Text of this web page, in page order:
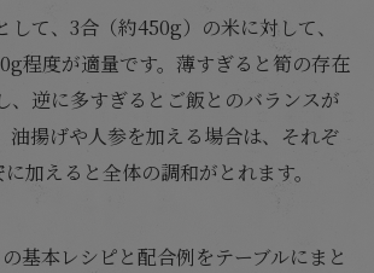
して、3合（約450g）の米に対して、
程度が適量です。薄すぎると筍の存在
、逆に多すぎるとご飯とのバランスが
油揚げや人参を加える場合は、それぞ
加えると全体の調和がとれます。
基本レシピと配合例をテーブルにまと